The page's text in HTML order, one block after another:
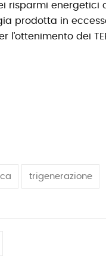
risparmi energetici
prodotta in
l’ottenimento dei
trigenerazione